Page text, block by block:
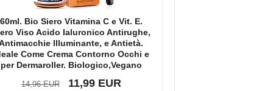
60ml. Bio Siero Vitamina C e Vit. E.
Viso Acido Ialuronico Antirughe,
Illuminante, e Antietà.
Come Crema Contorno Occhi e
per Dermaroller. Biologico,Vegano
14,96 EUR 11,99 EUR